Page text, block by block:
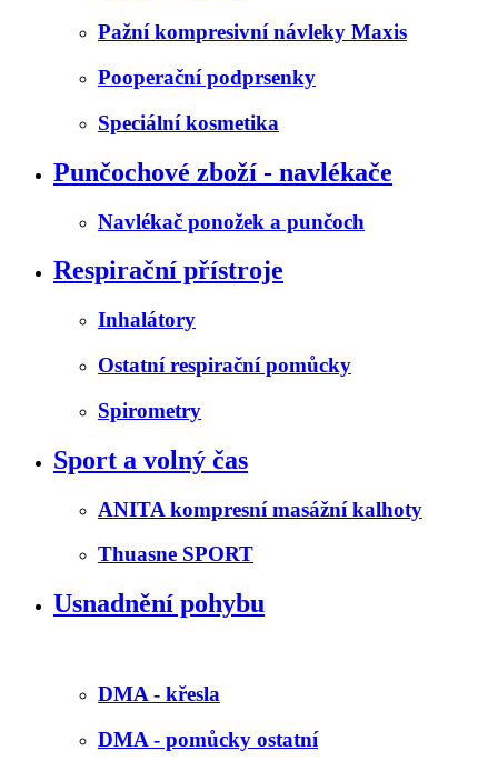
Pažní kompresivní návleky Maxis
Pooperační podprsenky
Speciální kosmetika
Punčochové zboží - navlékače
Navlékač ponožek a punčoch
Respirační přístroje
Inhalátory
Ostatní respirační pomůcky
Spirometry
Sport a volný čas
ANITA kompresní masážní kalhoty
Thuasne SPORT
Usnadnění pohybu
DMA - křesla
DMA - pomůcky ostatní